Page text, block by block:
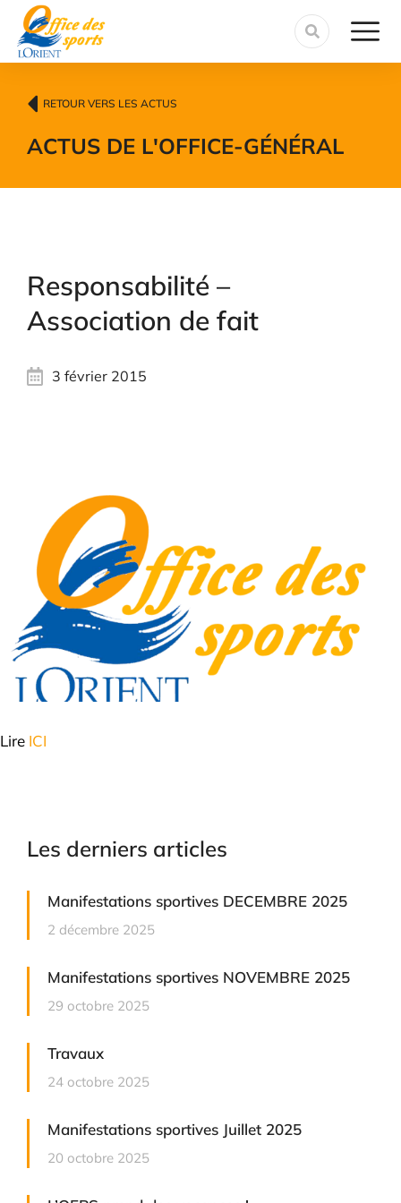
principal
RETOUR VERS LES ACTUS
ACTUS DE L'OFFICE-GÉNÉRAL
Responsabilité –
Association de fait
3 février 2015
Lire ICI
Les derniers articles
Manifestations sportives DECEMBRE 2025
2 décembre 2025
Manifestations sportives NOVEMBRE 2025
29 octobre 2025
Travaux
24 octobre 2025
Manifestations sportives Juillet 2025
20 octobre 2025